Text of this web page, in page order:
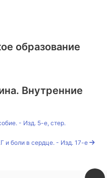
образование
Внутренние
- Изд. 5-е, стер.
и боли в сердце. - Изд. 17-е